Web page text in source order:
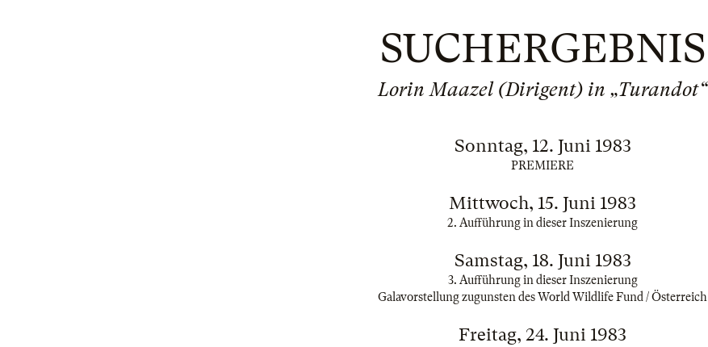
SUCHERGEBNIS
Lorin Maazel (Dirigent) in „Turandot“
Sonntag, 12. Juni 1983
PREMIERE
Mittwoch, 15. Juni 1983
2. Aufführung in dieser Inszenierung
Samstag, 18. Juni 1983
3. Aufführung in dieser Inszenierung
Galavorstellung zugunsten des World Wildlife Fund / Österreich
Freitag, 24. Juni 1983